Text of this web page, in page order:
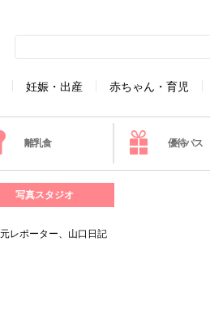
妊娠・出産 赤ちゃん・育児
離乳食 優待パス
写真スタジオ
レポーター、山口日記